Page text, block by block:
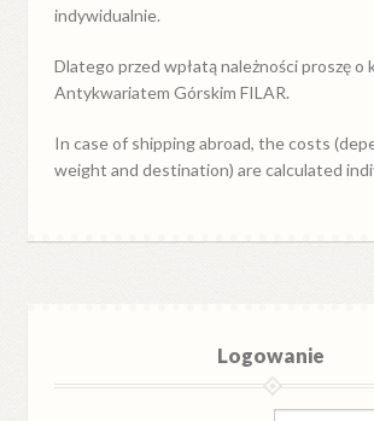
indywidualnie.
Dlatego przed wpłatą należności proszę o
Antykwariatem Górskim FILAR.
In case of shipping abroad, the costs
weight and destination) are calculated
Logowanie